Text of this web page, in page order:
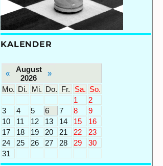
KALENDER
«
August
2026
»
Mo. Di. Mi. Do. Fr. Sa. So.
1
2
3
4 5 6 7 8
9
10
11 12 13 14 15
16
17
18 19 20 21 22
23
24
25 26 27 28 29
30
31